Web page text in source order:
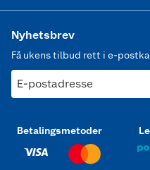
Nyhetsbrev
Få ukens tilbud rett i e-
E-postadresse
Betalingsmetoder